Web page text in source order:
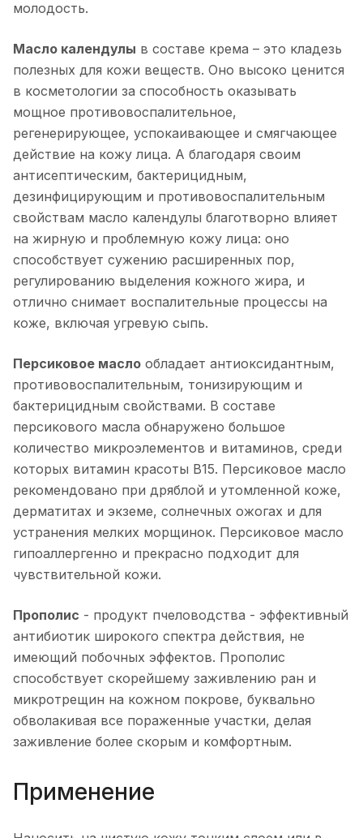
молодость.
Масло календулы в составе крема – это кладезь
полезных для кожи веществ. Оно высоко ценится
в косметологии за способность оказывать
мощное противовоспалительное,
регенерирующее, успокаивающее и смягчающее
действие на кожу лица. А благодаря своим
антисептическим, бактерицидным,
дезинфицирующим и противовоспалительным
свойствам масло календулы благотворно влияет
на жирную и проблемную кожу лица: оно
способствует сужению расширенных пор,
регулированию выделения кожного жира, и
отлично снимает воспалительные процессы на
коже, включая угревую сыпь.
Персиковое масло обладает антиоксидантным,
противовоспалительным, тонизирующим и
бактерицидным свойствами. В составе
персикового масла обнаружено большое
количество микроэлементов и витаминов, среди
которых витамин красоты В15. Персиковое масло
рекомендовано при дряблой и утомленной коже,
дерматитах и экземе, солнечных ожогах и для
устранения мелких морщинок. Персиковое масло
гипоаллергенно и прекрасно подходит для
чувствительной кожи.
Прополис - продукт пчеловодства - эффективный
антибиотик широкого спектра действия, не
имеющий побочных эффектов. Прополис
способствует скорейшему заживлению ран и
микротрещин на кожном покрове, буквально
обволакивая все пораженные участки, делая
заживление более скорым и комфортным.
Применение